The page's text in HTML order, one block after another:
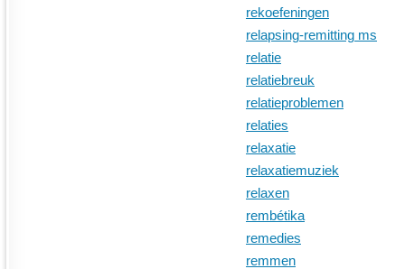
rekoefeningen
relapsing-remitting ms
relatie
relatiebreuk
relatieproblemen
relaties
relaxatie
relaxatiemuziek
relaxen
rembétika
remedies
remmen